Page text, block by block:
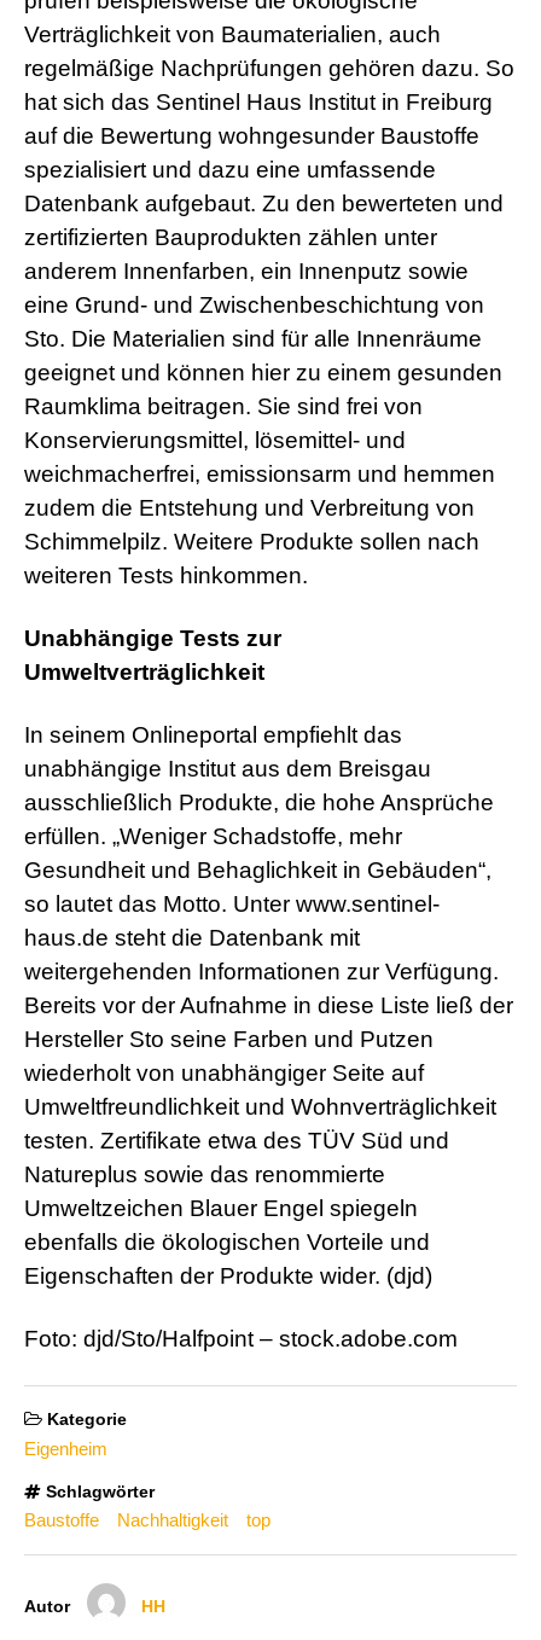
Verträglichkeit von Baumaterialien, auch
regelmäßige Nachprüfungen gehören dazu. So
hat sich das Sentinel Haus Institut in Freiburg
auf die Bewertung wohngesunder Baustoffe
spezialisiert und dazu eine umfassende
Datenbank aufgebaut. Zu den bewerteten und
zertifizierten Bauprodukten zählen unter
anderem Innenfarben, ein Innenputz sowie
eine Grund- und Zwischenbeschichtung von
Sto. Die Materialien sind für alle Innenräume
geeignet und können hier zu einem gesunden
Raumklima beitragen. Sie sind frei von
Konservierungsmittel, lösemittel- und
weichmacherfrei, emissionsarm und hemmen
zudem die Entstehung und Verbreitung von
Schimmelpilz. Weitere Produkte sollen nach
weiteren Tests hinkommen.
Unabhängige Tests zur
Umweltverträglichkeit
In seinem Onlineportal empfiehlt das
unabhängige Institut aus dem Breisgau
ausschließlich Produkte, die hohe Ansprüche
erfüllen. „Weniger Schadstoffe, mehr
Gesundheit und Behaglichkeit in Gebäuden“,
so lautet das Motto. Unter www.sentinel-
haus.de steht die Datenbank mit
weitergehenden Informationen zur Verfügung.
Bereits vor der Aufnahme in diese Liste ließ der
Hersteller Sto seine Farben und Putzen
wiederholt von unabhängiger Seite auf
Umweltfreundlichkeit und Wohnverträglichkeit
testen. Zertifikate etwa des TÜV Süd und
Natureplus sowie das renommierte
Umweltzeichen Blauer Engel spiegeln
ebenfalls die ökologischen Vorteile und
Eigenschaften der Produkte wider. (djd)
Foto: djd/Sto/Halfpoint – stock.adobe.com
Kategorie
Eigenheim
Schlagwörter
Baustoffe Nachhaltigkeit top
Autor HH